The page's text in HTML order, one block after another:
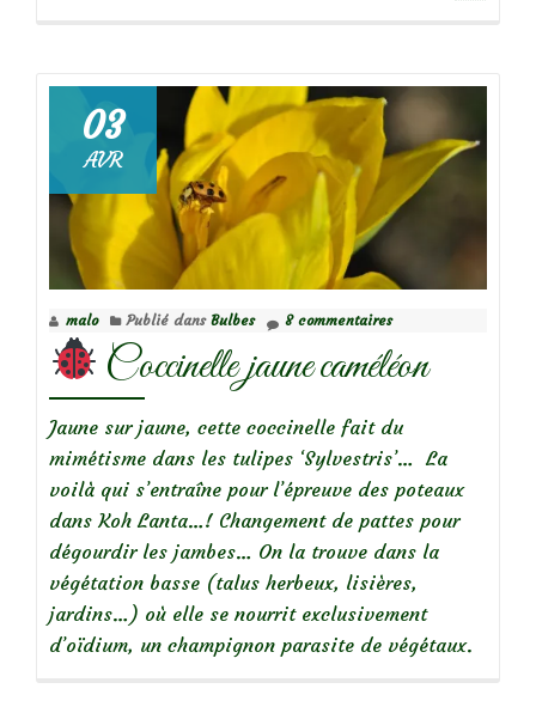
03
AVR
malo Publié dans Bulbes 8 commentaires
Coccinelle jaune caméléon
Jaune sur jaune, cette coccinelle fait du
mimétisme dans les tulipes ‘Sylvestris’… La
voilà qui s’entraîne pour l’épreuve des poteaux
dans Koh Lanta…! Changement de pattes pour
dégourdir les jambes… On la trouve dans la
végétation basse (talus herbeux, lisières,
jardins…) où elle se nourrit exclusivement
d’oïdium, un champignon parasite de végétaux.